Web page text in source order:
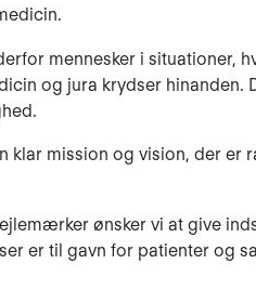
mennesker i situationer,
og jura krydser hinanden.
klar mission og vision, der er
ønsker vi at give
er til gavn for patienter og